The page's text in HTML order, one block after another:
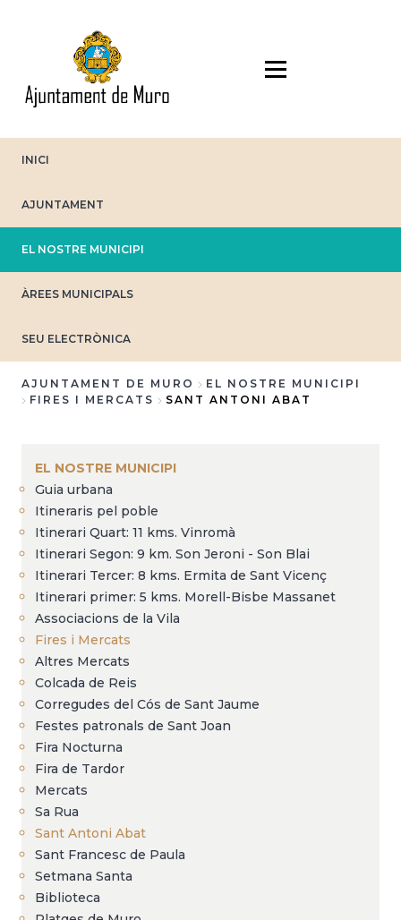
INICI
AJUNTAMENT
EL NOSTRE MUNICIPI
ÀREES MUNICIPALS
SEU ELECTRÒNICA
AJUNTAMENT DE MURO
EL NOSTRE MUNICIPI
FIRES I MERCATS
SANT ANTONI ABAT
EL NOSTRE MUNICIPI
Guia urbana
Itineraris pel poble
Itinerari Quart: 11 kms. Vinromà
Itinerari Segon: 9 km. Son Jeroni - Son Blai
Itinerari Tercer: 8 kms. Ermita de Sant Vicenç
Itinerari primer: 5 kms. Morell-Bisbe Massanet
Associacions de la Vila
Fires i Mercats
Altres Mercats
Colcada de Reis
Corregudes del Cós de Sant Jaume
Festes patronals de Sant Joan
Fira Nocturna
Fira de Tardor
Mercats
Sa Rua
Sant Antoni Abat
Sant Francesc de Paula
Setmana Santa
Biblioteca